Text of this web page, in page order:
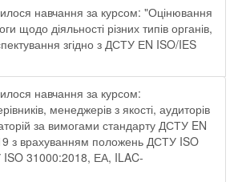
навчання за курсом: "Оцінювання
щодо діяльності різних типів органів,
згідно з ДСТУ ЕN ISO/IES
навчання за курсом:
менеджерів з якості, аудиторів
за вимогами стандарту ДСТУ EN
з врахуванням положень ДСТУ ISO
31000:2018, ЕА, ILAC-